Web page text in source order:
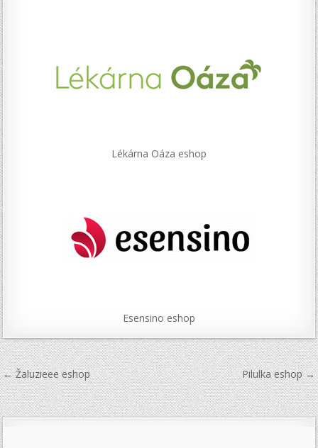
Lékárna Oáza eshop
Esensino eshop
Navigace
pro
příspěvek
← Žaluzieee eshop Pilulka eshop →